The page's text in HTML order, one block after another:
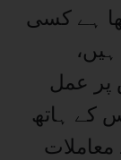
ہے کسی
ہیں،
عمل
کے ہاتھ